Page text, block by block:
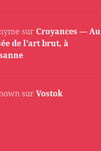
sur Croyances — Au
de l’art brut, à
surVostok